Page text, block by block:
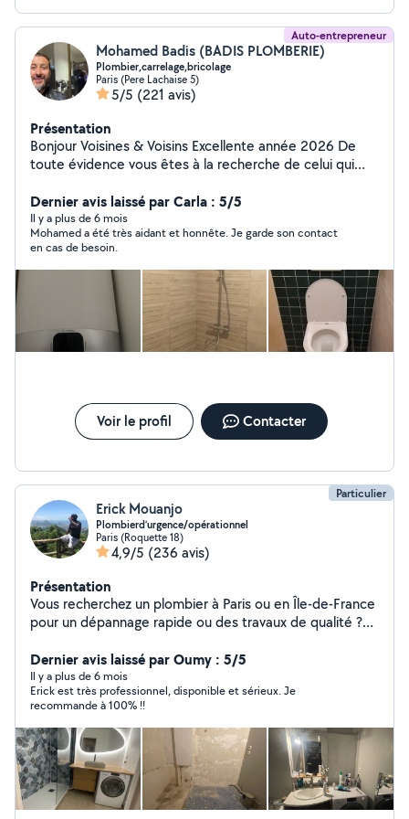
Auto-entrepreneur
Mohamed Badis (BADIS PLOMBERIE)
Plombier,carrelage,bricolage
Paris (Pere Lachaise 5)
5/5 (221 avis)
Présentation
Bonjour Voisines & Voisins Excellente année 2026 De
toute évidence vous êtes à la recherche de celui qui
Je ne peux dire être le meilleur mais ce que je certifie
est mon travail, sérieux et l'honnêteté. Je ne pourrai pas
non plus faire cette prestation gratuitement car vous
comme moi, nous vivons dans un monde où gagner sa
vie est utile pour perdurer. Réactif aux demandes
plomberies, carrelages, peintures, carrelages,
maçonneries. Je vis sur PARIS 20e, je me déplace sur
quelques arrondissements de Paris et quelques villes
limitrophes du 20eme 24/7 travail dans l'URGENCE Pour
Propre et efficace. hydrocurage (nettoyage haute
pression canalisation, dégorgement ). . Merci d'avoir pris
le temps de me lire, Bien à vous
Dernier avis laissé par Carla : 5/5
Il y a plus de 6 mois
Mohamed a été très aidant et honnête. Je garde son contact
en cas de besoin.
Voir le profil Contacter
Particulier
Erick Mouanjo
Plombierd’urgence/opérationnel
Paris (Roquette 18)
4,9/5 (236 avis)
Présentation
Vous recherchez un plombier à Paris ou en Île-de-France
pour un dépannage rapide ou des travaux de qualité ?
j'interviens rapidement pour tous vos besoins en
plomberie, en urgence ou sur rendez-vous. Dépannage
plomberie rapide à Paris J'interviens pour tous types de
problèmes : * Fuite d'eau (visible ou encastrée) *
Canalisation bouchée (WC, évier, douche) * Panne de
chauffe-eau * Problème de pression ou de robinetterie
Intervention rapide en région parisienne et banlieue.
Travaux et installation plomberie * Installation de
sanitaires (WC, lavabo, douche, baignoire) * Pose et
Dernier avis laissé par Oumy : 5/5
Il y a plus de 6 mois
Erick est très professionnel, disponible et sérieux. Je
recommande à 100% !!